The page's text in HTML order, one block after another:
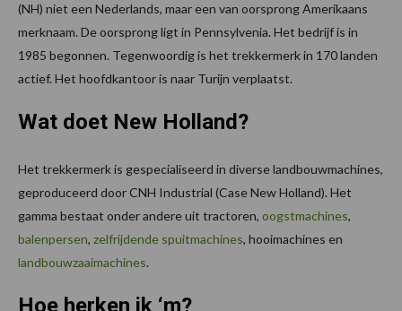
(NH) niet een Nederlands, maar een van oorsprong Amerikaans
merknaam. De oorsprong ligt in Pennsylvenia. Het bedrijf is in
1985 begonnen. Tegenwoordig is het trekkermerk in 170 landen
actief. Het hoofdkantoor is naar Turijn verplaatst.
Wat doet New Holland?
Het trekkermerk is gespecialiseerd in diverse landbouwmachines,
geproduceerd door CNH Industrial (Case New Holland). Het
gamma bestaat onder andere uit tractoren, oogstmachines,
balenpersen, zelfrijdende spuitmachines, hooimachines en
landbouwzaaimachines.
Hoe herken ik ‘m?